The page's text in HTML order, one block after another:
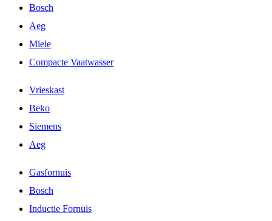
Bosch
Aeg
Miele
Compacte Vaatwasser
Vrieskast
Beko
Siemens
Aeg
Gasfornuis
Bosch
Inductie Fornuis